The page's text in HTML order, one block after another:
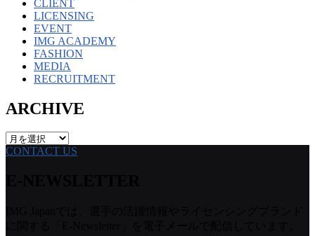
CLIENT
LICENSING
EVENT
IMG ACADEMY
FASHION
MEDIA
RECRUITMENT
ARCHIVE
ARCHIVE
CONTACT US